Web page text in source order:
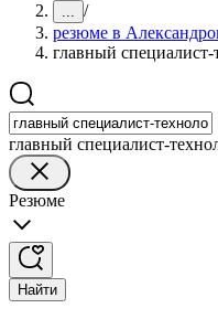
... /
резюме в
главный специалист-
главный специалист-
Резюме
Найти